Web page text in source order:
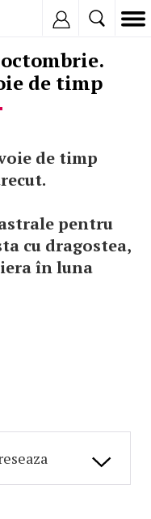
de timp
de timp
pentru
cu dragostea,
în luna